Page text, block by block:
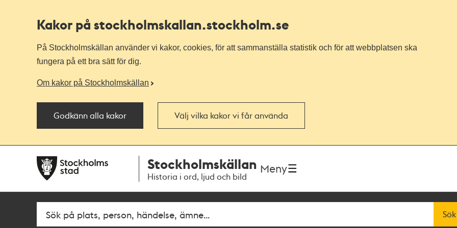
Kakor på stockholmskallan.stockholm.se
På Stockholmskällan använder vi kakor, cookies, för att sammanställa statistik och för att webbplatsen ska
fungera på ett bra sätt för dig.
Om kakor på Stockholmskällan
Godkänn alla kakor Välj vilka kakor vi får använda
navigationen
huvudinnehållet
Stockholmskällan
Historia i ord, ljud och bild
Meny
Fritextsök Sök